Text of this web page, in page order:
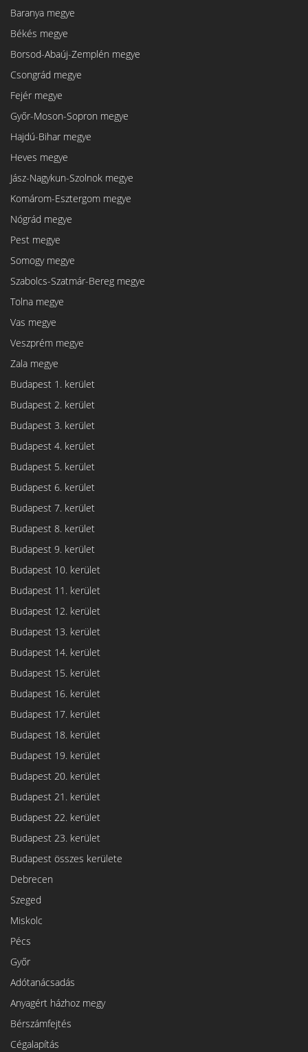
Baranya megye
Békés megye
Borsod-Abaúj-Zemplén megye
Csongrád megye
Fejér megye
Győr-Moson-Sopron megye
Hajdú-Bihar megye
Heves megye
Jász-Nagykun-Szolnok megye
Komárom-Esztergom megye
Nógrád megye
Pest megye
Somogy megye
Szabolcs-Szatmár-Bereg megye
Tolna megye
Vas megye
Veszprém megye
Zala megye
Budapest 1. kerület
Budapest 2. kerület
Budapest 3. kerület
Budapest 4. kerület
Budapest 5. kerület
Budapest 6. kerület
Budapest 7. kerület
Budapest 8. kerület
Budapest 9. kerület
Budapest 10. kerület
Budapest 11. kerület
Budapest 12. kerület
Budapest 13. kerület
Budapest 14. kerület
Budapest 15. kerület
Budapest 16. kerület
Budapest 17. kerület
Budapest 18. kerület
Budapest 19. kerület
Budapest 20. kerület
Budapest 21. kerület
Budapest 22. kerület
Budapest 23. kerület
Budapest összes kerülete
Debrecen
Szeged
Miskolc
Pécs
Győr
Adótanácsadás
Anyagért házhoz megy
Bérszámfejtés
Cégalapítás